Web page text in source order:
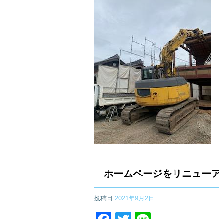
ホームページをリニュー
投稿日 2021年9月2日